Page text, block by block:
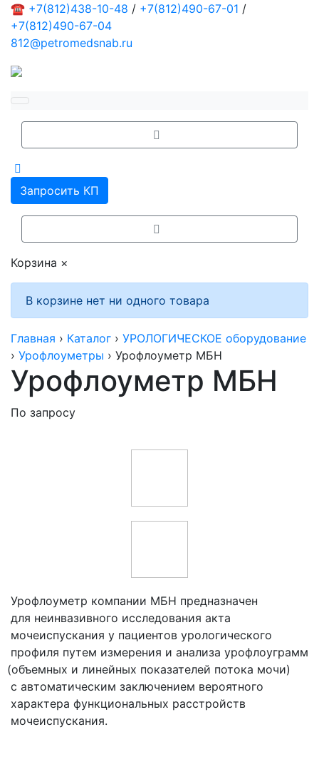
☎ +7(812)438-10-48 / +7(812)490-67-01 /
+7(812)490-67-04
812@petromedsnab.ru
Запросить КП
Корзина ×
В корзине нет ни одного товара
Главная › Каталог › УРОЛОГИЧЕСКОЕ оборудование
› Урофлоуметры › Урофлоуметр МБН
Урофлоуметр МБН
По запросу
Урофлоуметр компании МБН предназначен
для неинвазивного исследования акта
мочеиспускания у пациентов урологического
профиля путем измерения и анализа урофлоуграмм
(объемных и линейных показателей потока мочи)
с автоматическим заключением вероятного
характера функциональных расстройств
мочеиспускания.